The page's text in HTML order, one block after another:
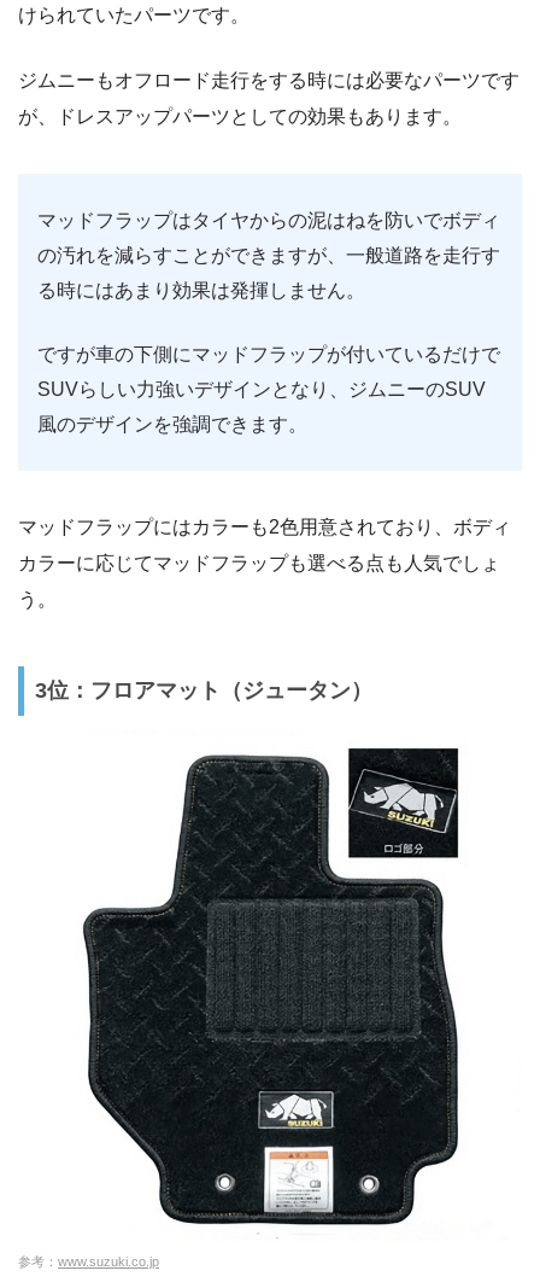
けられていたパーツです。
ジムニーもオフロード走行をする時には必要なパーツです
が、ドレスアップパーツとしての効果もあります。
マッドフラップはタイヤからの泥はねを防いでボディ
の汚れを減らすことができますが、一般道路を走行す
る時にはあまり効果は発揮しません。
ですが車の下側にマッドフラップが付いているだけで
SUVらしい力強いデザインとなり、ジムニーのSUV
風のデザインを強調できます。
マッドフラップにはカラーも2色用意されており、ボディ
カラーに応じてマッドフラップも選べる点も人気でしょ
う。
3位：フロアマット（ジュータン）
参考： www.suzuki.co.jp